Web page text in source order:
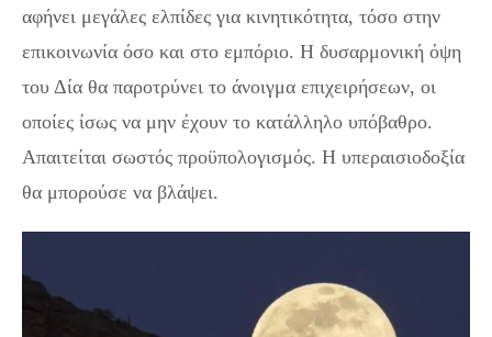
αφήνει μεγάλες ελπίδες για κινητικότητα, τόσο στην
επικοινωνία όσο και στο εμπόριο. Η δυσαρμονική όψη
του Δία θα παροτρύνει το άνοιγμα επιχειρήσεων, οι
οποίες ίσως να μην έχουν το κατάλληλο υπόβαθρο.
Απαιτείται σωστός προϋπολογισμός. Η υπεραισιοδοξία
θα μπορούσε να βλάψει.